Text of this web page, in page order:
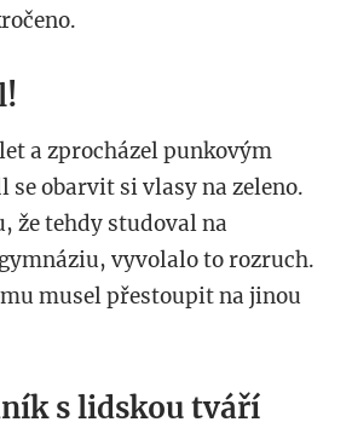
a zprocházel punkovým
se obarvit si vlasy na zeleno.
že tehdy studoval na
vyvolalo to rozruch.
musel přestoupit na jinou
s lidskou tváří